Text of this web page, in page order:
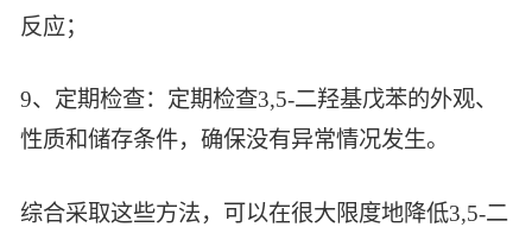
反应；
9、定期检查：定期检查3,5-二羟基戊苯的外观、
性质和储存条件，确保没有异常情况发生。
综合采取这些方法，可以在很大限度地降低3,5-二